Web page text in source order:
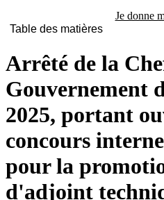
Je donne
Table des matières
Arrêté de la
Gouvernement
2025, portant
concours
pour la
d'adjoint